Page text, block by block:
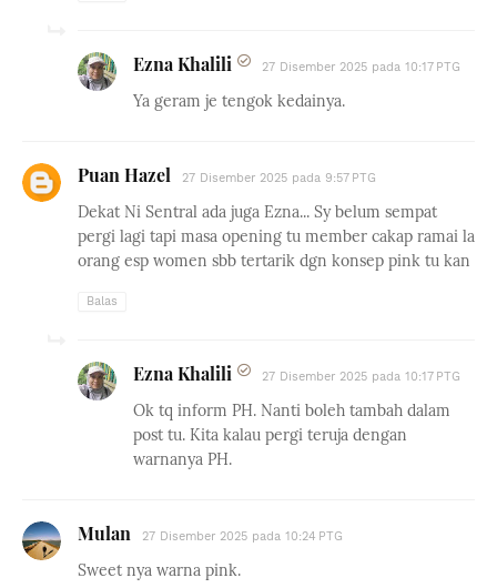
Ezna Khalili 27 Disember 2025 pada 10:17 PTG
Ya geram je tengok kedainya.
Puan Hazel 27 Disember 2025 pada 9:57 PTG
Dekat Ni Sentral ada juga Ezna... Sy belum sempat
pergi lagi tapi masa opening tu member cakap ramai la
orang esp women sbb tertarik dgn konsep pink tu kan
Balas
Ezna Khalili 27 Disember 2025 pada 10:17 PTG
Ok tq inform PH. Nanti boleh tambah dalam
post tu. Kita kalau pergi teruja dengan
warnanya PH.
Mulan 27 Disember 2025 pada 10:24 PTG
Sweet nya warna pink.